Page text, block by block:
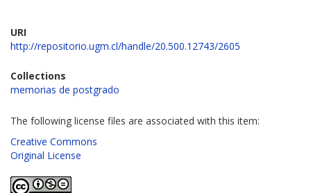
URI
http://repositorio.ugm.cl/handle/20.500.12743/2605
Collections
memorias de postgrado
The following license files are associated with this item:
Creative Commons
Original License